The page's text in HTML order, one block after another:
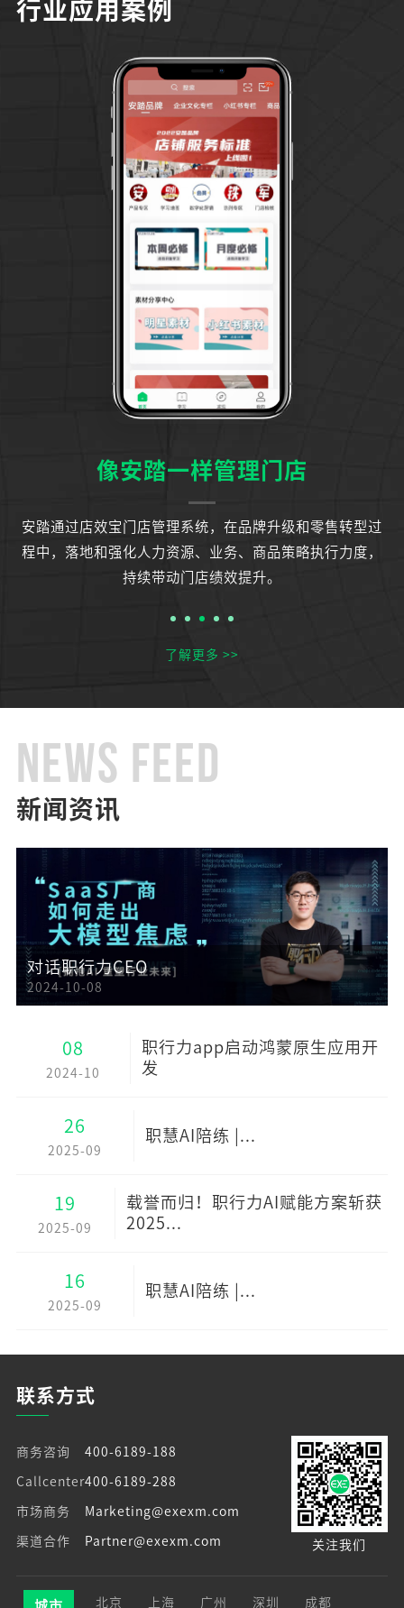
行业应用案例
像安踏一样管理门店
安踏通过店效宝门店管理系统，在品牌升级和零售转型过
程中，落地和强化人力资源、业务、商品策略执行力度，
持续带动门店绩效提升。
了解更多 >>
NEWS FEED
新闻资讯
对话职行力CEO
2024-10-08
08
2024-10
职行力app启动鸿蒙原生应用开
发
26
2025-09
职慧AI陪练 |...
19
2025-09
载誉而归！职行力AI赋能方案斩获
2025...
16
2025-09
职慧AI陪练 |...
联系方式
商务咨询 400-6189-188
Callcenter400-6189-288
市场商务 Marketing@exexm.com
渠道合作 Partner@exexm.com 关注我们
北京 上海 广州 深圳 成都